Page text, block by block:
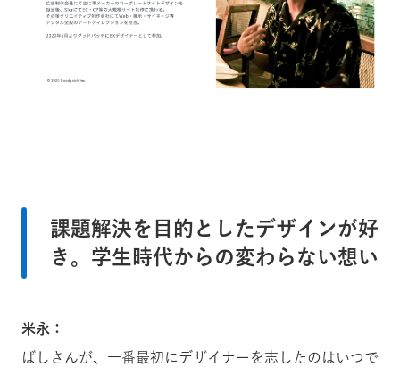
課題解決を目的としたデザインが好
き。学生時代からの変わらない想い
米永：
ばしさんが、一番最初にデザイナーを志したのはいつで